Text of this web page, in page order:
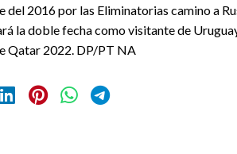
2016 por las Eliminatorias camino a
la doble fecha como visitante de
Qatar 2022. DP/PT NA